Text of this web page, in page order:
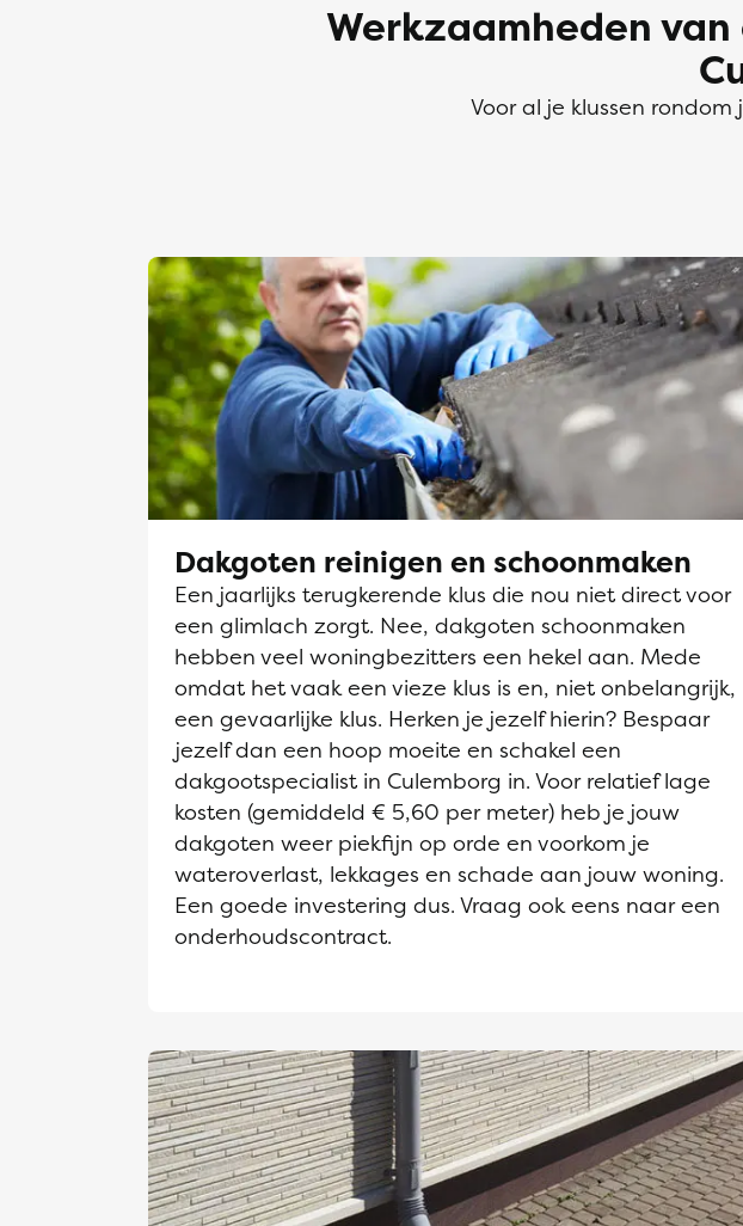
Werkzaamheden
Voor al je klussen
Dakgoten reinigen en schoonmaken
Een jaarlijks terugkerende klus die nou niet direct voor
een glimlach zorgt. Nee, dakgoten schoonmaken
hebben veel woningbezitters een hekel aan. Mede
omdat het vaak een vieze klus is en, niet onbelangrijk,
een gevaarlijke klus. Herken je jezelf hierin? Bespaar
jezelf dan een hoop moeite en schakel een
dakgootspecialist in Culemborg in. Voor relatief lage
kosten (gemiddeld € 5,60 per meter) heb je jouw
dakgoten weer piekfijn op orde en voorkom je
wateroverlast, lekkages en schade aan jouw woning.
Een goede investering dus. Vraag ook eens naar een
onderhoudscontract.